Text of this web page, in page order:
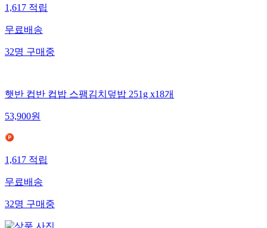
1,617 적립
무료배송
32명 구매중
햇반 컵반 컵밥 스팸김치덮밥 251g x18개
53,900원
1,617적립
무료배송
32명구매중